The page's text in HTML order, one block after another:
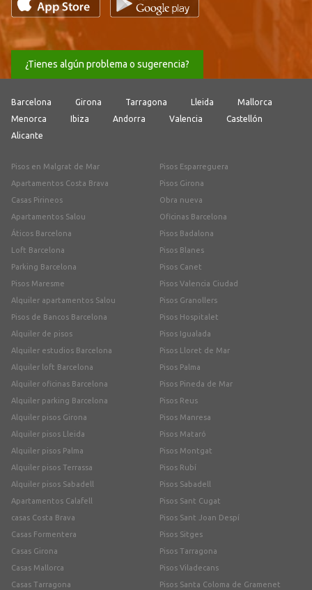
¿Tienes algún problema o sugerencia?
Barcelona Girona Tarragona Lleida
Mallorca
Menorca
Ibiza Andorra Valencia
Castellón
Alicante
Pisos en Malgrat de Mar
Apartamentos Costa Brava
Casas Pirineos
Apartamentos Salou
Áticos Barcelona
Loft Barcelona
Parking Barcelona
Pisos Maresme
Alquiler apartamentos Salou
Pisos de Bancos Barcelona
Alquiler de pisos
Alquiler estudios Barcelona
Alquiler loft Barcelona
Alquiler oficinas Barcelona
Alquiler parking Barcelona
Alquiler pisos Girona
Alquiler pisos Lleida
Alquiler pisos Palma
Alquiler pisos Terrassa
Alquiler pisos Sabadell
Apartamentos Calafell
casas Costa Brava
Casas Formentera
Casas Girona
Casas Mallorca
Casas Tarragona
Pisos Esparreguera
Pisos Girona
Obra nueva
Oficinas Barcelona
Pisos Badalona
Pisos Blanes
Pisos Canet
Pisos Valencia Ciudad
Pisos Granollers
Pisos Hospitalet
Pisos Igualada
Pisos Lloret de Mar
Pisos Palma
Pisos Pineda de Mar
Pisos Reus
Pisos Manresa
Pisos Mataró
Pisos Montgat
Pisos Rubí
Pisos Sabadell
Pisos Sant Cugat
Pisos Sant Joan Despí
Pisos Sitges
Pisos Tarragona
Pisos Viladecans
Pisos Santa Coloma de Gramenet